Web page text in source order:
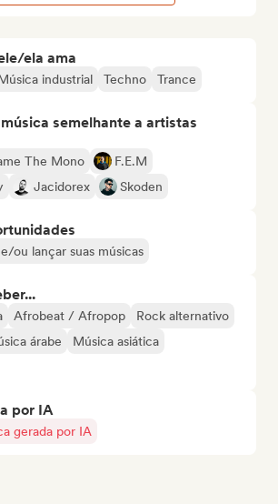
ela ama
industrial Techno Trance
semelhante a artistas
The Mono
F.E.M
Jacidorex Skoden
ou lançar suas músicas
Afrobeat / Afropop
Rock alternativo
árabe
Música asiática
por IA
gerada por IA